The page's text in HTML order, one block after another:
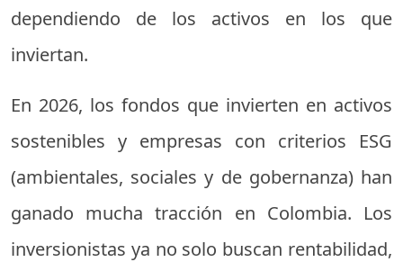
dependiendo de los activos en los que
inviertan.
En 2026, los fondos que invierten en activos
sostenibles y empresas con criterios ESG
(ambientales, sociales y de gobernanza) han
ganado mucha tracción en Colombia. Los
inversionistas ya no solo buscan rentabilidad,